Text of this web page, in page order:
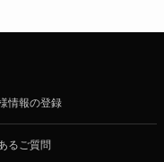
情報の登録
るご質問